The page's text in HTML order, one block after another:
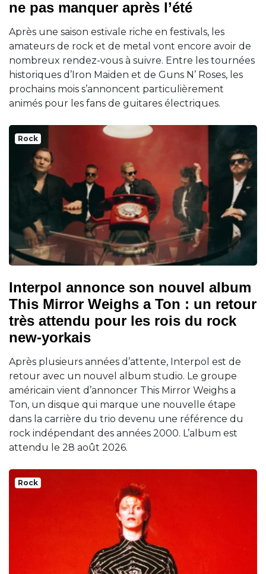
ne pas manquer après l’été
Après une saison estivale riche en festivals, les
amateurs de rock et de metal vont encore avoir de
nombreux rendez-vous à suivre. Entre les tournées
historiques d’Iron Maiden et de Guns N’ Roses, les
prochains mois s’annoncent particulièrement
animés pour les fans de guitares électriques.
Rock
Interpol annonce son nouvel album
This Mirror Weighs a Ton : un retour
très attendu pour les rois du rock
new-yorkais
Après plusieurs années d’attente, Interpol est de
retour avec un nouvel album studio. Le groupe
américain vient d’annoncer This Mirror Weighs a
Ton, un disque qui marque une nouvelle étape
dans la carrière du trio devenu une référence du
rock indépendant des années 2000. L’album est
attendu le 28 août 2026.
Rock